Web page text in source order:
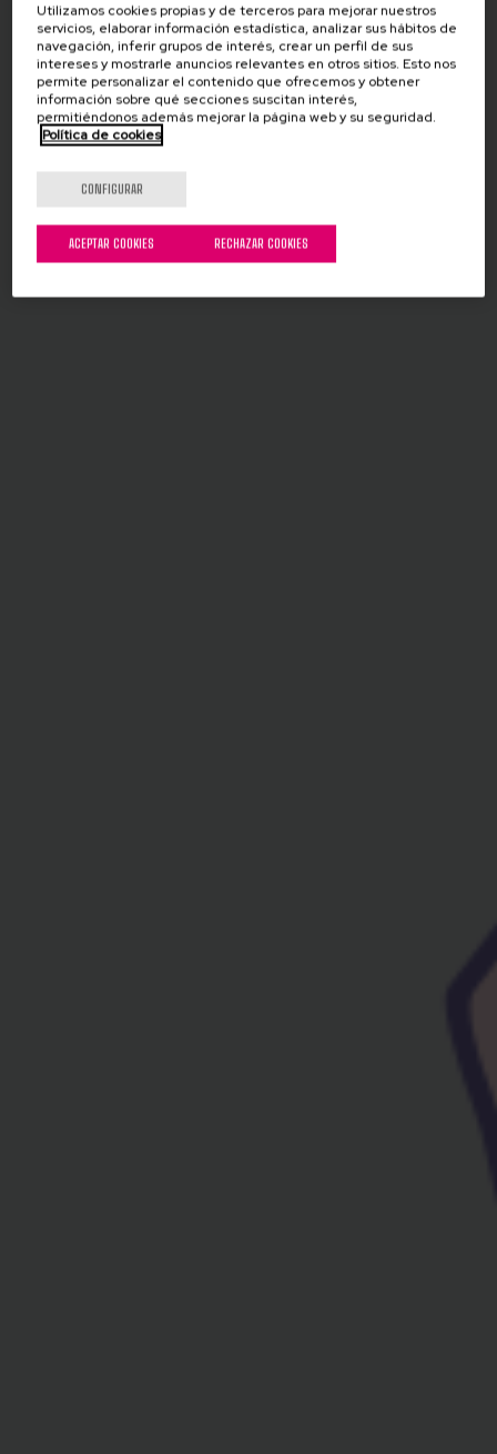
Utilizamos cookies propias y de terceros para mejorar nuestros
servicios, elaborar información estadística, analizar sus hábitos de
navegación, inferir grupos de interés, crear un perfil de sus
intereses y mostrarle anuncios relevantes en otros sitios. Esto nos
permite personalizar el contenido que ofrecemos y obtener
información sobre qué secciones suscitan interés,
permitiéndonos además mejorar la página web y su seguridad.
Política de cookies
CONFIGURAR
RECHAZAR COOKIES
ACEPTAR COOKIES